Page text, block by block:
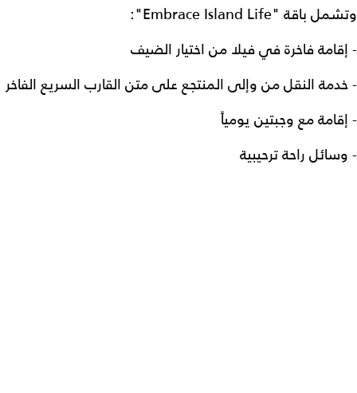
وتشمل باقة "Embrace Island Life":
- إقامة فاخرة في فيلا من اختيار الضيف
- خدمة النقل من وإلى المنتجع على متن القارب السريع الفاخر
- إقامة مع وجبتين يومياً
- وسائل راحة ترحيبية